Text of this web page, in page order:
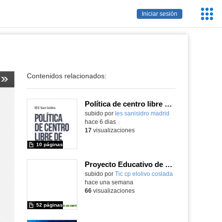
Iniciar sesión
Contenidos relacionados:
Política de centro libre de móviles
subido por Ies sanisidro madrid
10 páginas
hace 6 dias
17visualizaciones
Proyecto Educativo de Centro actualizado 2026
subido por Tic cp elolivo coslada
52 páginas
hace una semana
66visualizaciones